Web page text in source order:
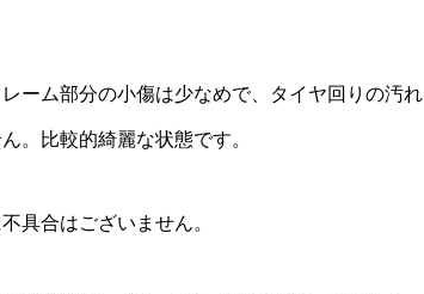
ーム部分の小傷は少なめで、タイヤ回りの汚れ
。比較的綺麗な状態です。
具合はございません。